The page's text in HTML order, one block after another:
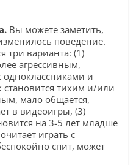
Вы можете заметить,
поведение.
три варианта: (1)
агрессивным,
одноклассниками и
становится тихим и/или
мало общается,
в видеоигры, (3)
на 3-5 лет младше
играть с
спит, может